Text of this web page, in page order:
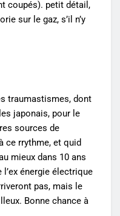
coupés). petit détail,
sur le gaz, s’il n’y
traumastismes, dont
japonais, pour le
sources de
ce rrythme, et quid
mieux dans 10 ans
l’ex énergie électrique
pas, mais le
Bonne chance à